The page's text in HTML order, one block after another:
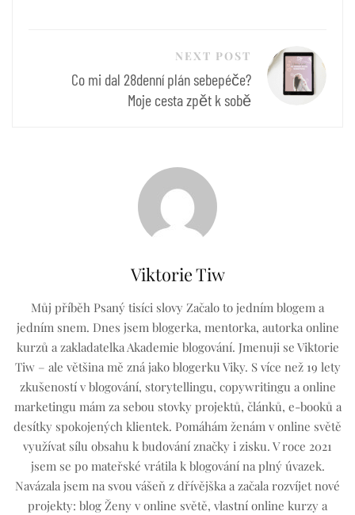
NEXT POST
Co mi dal 28denní plán sebepéče?
Moje cesta zpět k sobě
Viktorie Tiw
Můj příběh Psaný tisíci slovy Začalo to jedním blogem a
jedním snem. Dnes jsem blogerka, mentorka, autorka online
kurzů a zakladatelka Akademie blogování. Jmenuji se Viktorie
Tiw – ale většina mě zná jako blogerku Viky. S více než 19 lety
zkušeností v blogování, storytellingu, copywritingu a online
marketingu mám za sebou stovky projektů, článků, e-booků a
desítky spokojených klientek. Pomáhám ženám v online světě
využívat sílu obsahu k budování značky i zisku. V roce 2021
jsem se po mateřské vrátila k blogování na plný úvazek.
Navázala jsem na svou vášeň z dřívějška a začala rozvíjet nové
projekty: blog Ženy v online světě, vlastní online kurzy a